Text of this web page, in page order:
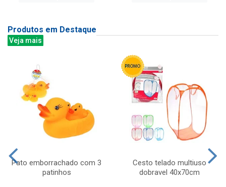
Produtos em Destaque
Veja mais
Pato emborrachado com 3
patinhos
Cesto telado multiuso
dobravel 40x70cm